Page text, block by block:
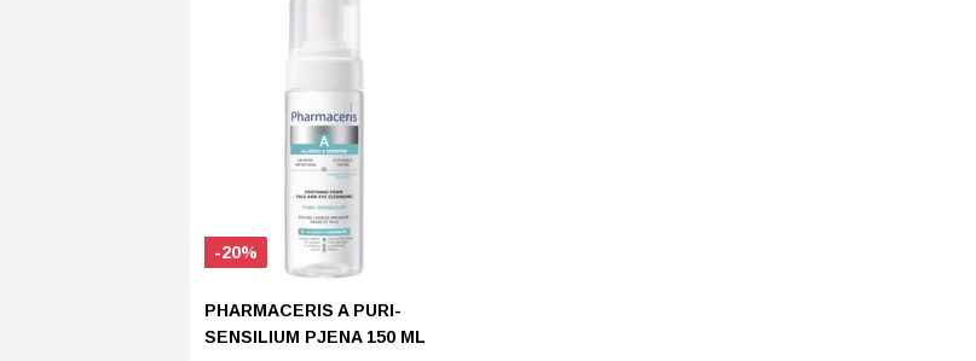
-20%
PHARMACERIS A PURI-
SENSILIUM PJENA 150 ML